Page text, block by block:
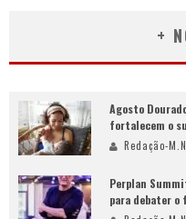
+
Agosto
fortalecem o
Redação-M.N
Perplan
para debater